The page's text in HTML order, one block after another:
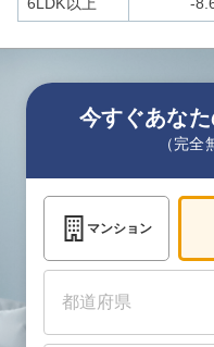
今すぐあな
（完全
マンション